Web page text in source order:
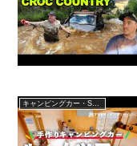
キャンピングカー・SUV人気車種